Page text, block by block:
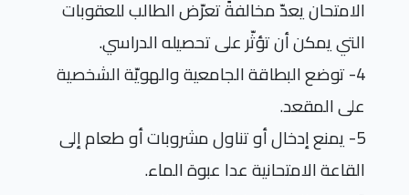
الامتحان يعدّ مخالفةً تعرّض الطالب للعقوبات
التي يمكن أن تؤثّر على تحصيله الدراسي.
4- توضع البطاقة الجامعية والهويّة الشخصية
على المقعد.
5- يمنع إدخال أو تناول مشروبات أو طعام إلى
القاعة الامتحانية عدا عبوة الماء.